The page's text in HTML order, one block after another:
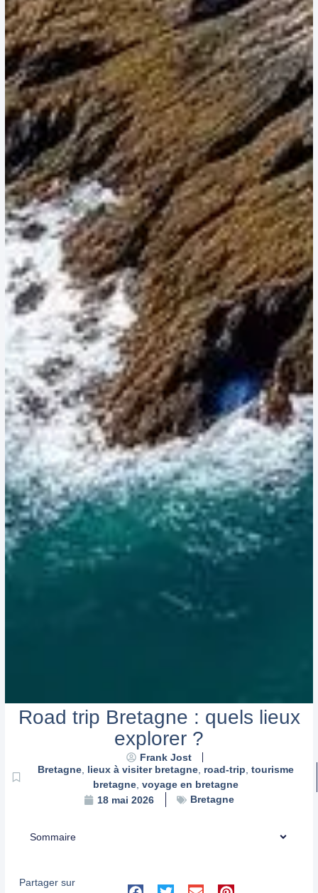
Road trip Bretagne : quels lieux
explorer ?
Frank Jost
Bretagne, lieux à visiter bretagne, road-trip, tourisme
bretagne, voyage en bretagne
18 mai 2026
Bretagne
Sommaire
Partager sur